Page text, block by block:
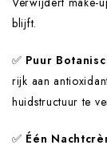
blijft.
✅️ Puur
rijk aan
huidstructuur te
✅️ Één